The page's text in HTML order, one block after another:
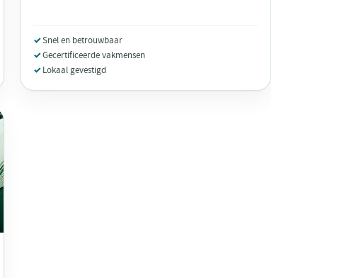
Snel en betrouwbaar
Gecertificeerde vakmensen
Lokaal gevestigd